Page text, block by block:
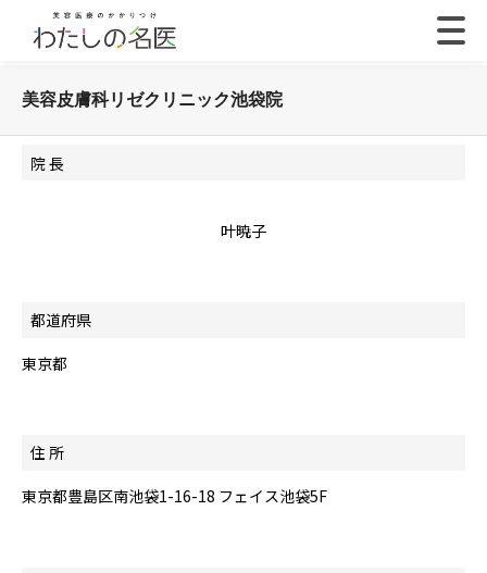
美容皮膚科リゼクリニック池袋院
院 長
叶暁子
都道府県
東京都
住 所
東京都豊島区南池袋1-16-18 フェイス池袋5F